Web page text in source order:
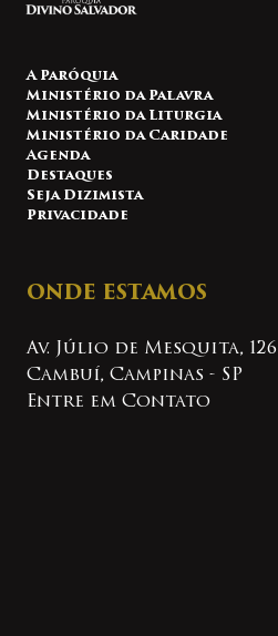
A Paróquia
Ministério da Palavra
Ministério da Liturgia
Ministério da Caridade
Agenda
Destaques
Seja Dizimista
Privacidade
ONDE ESTAMOS
Av. Júlio de Mesquita, 126
Cambuí, Campinas - SP
Entre em Contato